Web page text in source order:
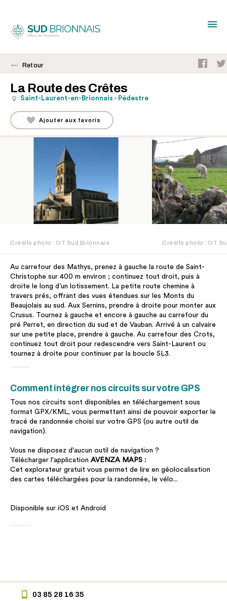
Retour
La Route des Crêtes
Saint-Laurent-en-Brionnais - Pédestre
Ajouter aux favoris
Crédits photo : OT Sud Brionnais Crédits photo : OT
Au carrefour des Mathys, prenez à gauche la route de Saint-
Christophe sur 400 m environ ; continuez tout droit, puis à
droite le long d’un lotissement. La petite route chemine à
travers prés, offrant des vues étendues sur les Monts du
Beaujolais au sud. Aux Sernins, prendre à droite pour monter aux
Crusus. Tournez à gauche et encore à gauche au carrefour du
pré Perret, en direction du sud et de Vauban. Arrivé à un calvaire
sur une petite place, prendre à gauche. Au carrefour des Crots,
continuez tout droit pour redescendre vers Saint-Laurent ou
tournez à droite pour continuer par la boucle SL3.
Comment intégrer nos circuits sur votre GPS
Tous nos circuits sont disponibles en téléchargement sous
format GPX/KML, vous permettant ainsi de pouvoir exporter le
tracé de randonnée choisi sur votre GPS (ou autre outil de
navigation).
Vous ne disposez d'aucun outil de navigation ?
Télécharger l'application AVENZA MAPS :
Cet explorateur gratuit vous permet de lire en géolocalisation
des cartes téléchargées pour la randonnée, le vélo...
Disponible sur iOS et Android
03 85 28 16 35